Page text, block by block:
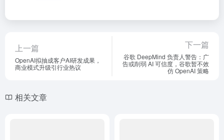
上一篇
OpenAI拟抽成客户AI研发成果，
商业模式升级引行业热议
下一篇
谷歌 DeepMind 负责人警告：广
告或削弱 AI 可信度，谷歌暂不效
仿 OpenAI 策略
相关文章